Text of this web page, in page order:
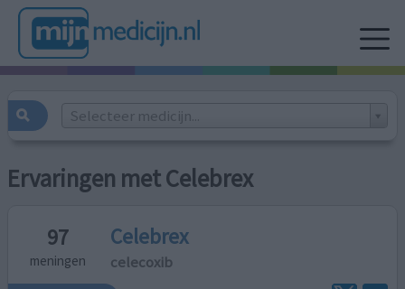
Selecteer medicijn...
Ervaringen met Celebrex
97
meningen
Celebrex
celecoxib